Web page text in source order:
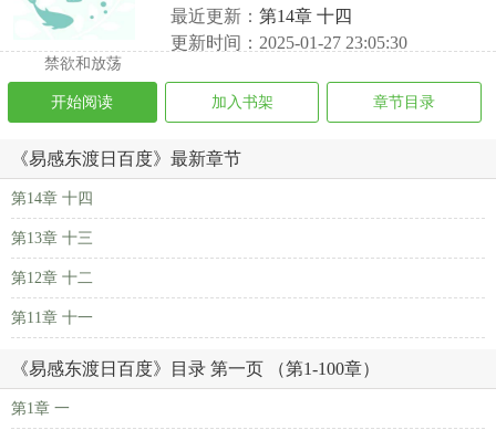
最近更新： 第14章 十四
更新时间：2025-01-27 23:05:30
禁欲和放荡
开始阅读 加入书架 章节目录
《易感东渡日百度》最新章节
第14章 十四
第13章 十三
第12章 十二
第11章 十一
《易感东渡日百度》目录 第一页 （第1-100章）
第1章 一